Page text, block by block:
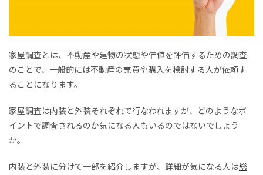
家屋調査とは、不動産や建物の状態や価値を評価するための調査
のことで、一般的には不動産の売買や購入を検討する人が依頼す
ることになります。
家屋調査は内装と外装それぞれで行なわれますが、どのようなポ
イントで調査されるのか気になる人もいるのではないでしょう
か。
内装と外装に分けて一部を紹介しますが、詳細が気になる人は総